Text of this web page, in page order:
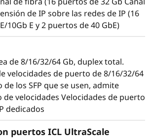
50 % más baja. Las empresas
en su capacidad de operar
de aplicaciones de uso
(SLA) mejorados.
del diseño de redes
las acciones para simplificar la
problemas al tiempo que
los enlaces ópticos entre chasis
los costes de la red. Al reducir el
de IP sobre las redes de IP (16
10Gb E y 2 puertos de 40 GbE)
de 8/16/32/64 Gb, duplex total.
velocidades de puerto de 8/16/32/64
los SFP que se usen, admite
velocidades Velocidades de puerto
dedicados
puertos ICL UltraScale